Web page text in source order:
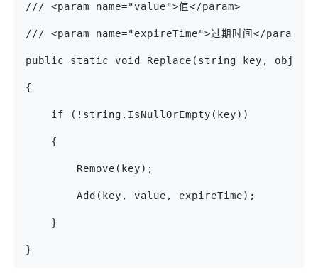
/// <param name="value">值</param>
/// <param name="expireTime">过期时间</param>
public static void Replace(string key, object
{
    if (!string.IsNullOrEmpty(key))
    {
        Remove(key);
        Add(key, value, expireTime);
    }
}